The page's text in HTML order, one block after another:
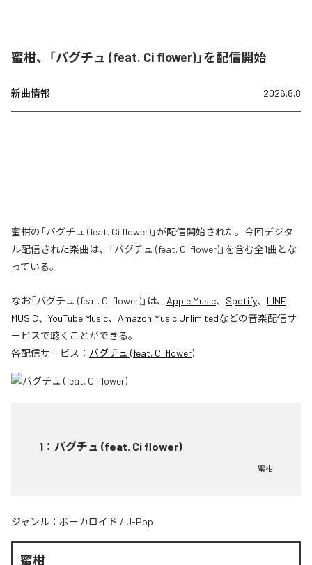
蜜柑、「バグチュ (feat. Ci flower)」を配信開始
新曲情報 2026.8.8
蜜柑の「バグチュ (feat. Ci flower)」が配信開始された。今回デジタ
ル配信された楽曲は、「バグチュ (feat. Ci flower)」を含む全1曲とな
っている。
なお「バグチュ (feat. Ci flower)」は、 Apple Music、 Spotify、 LINE
MUSIC、 YouTube Music、 Amazon Music Unlimitedなどの音楽配信サ
ービスで聴くことができる。
各配信サービス： バグチュ (feat. Ci flower)
1 ： バグチュ (feat. Ci flower)
蜜柑
ジャンル： ボーカロイド / J-Pop
蜜柑